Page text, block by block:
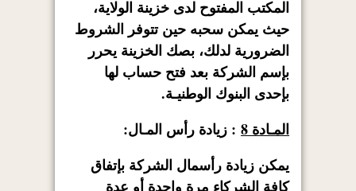
المكتب المفتوح لدى خزينة الولاية،
حيث يمكن سحبه حين تتوفر الشروط
الضرورية لدلك، بصك الخزينة يحرر
بإسم الشركة بعد فتح حساب لها
بإحدى البنوك الوطنيـة.
المـادة 8
: زيادة رأس المـال:
يمكن زيادة رأسمال الشركة بإتفاق
كافة الشركاء مرة واحدة أو عدة